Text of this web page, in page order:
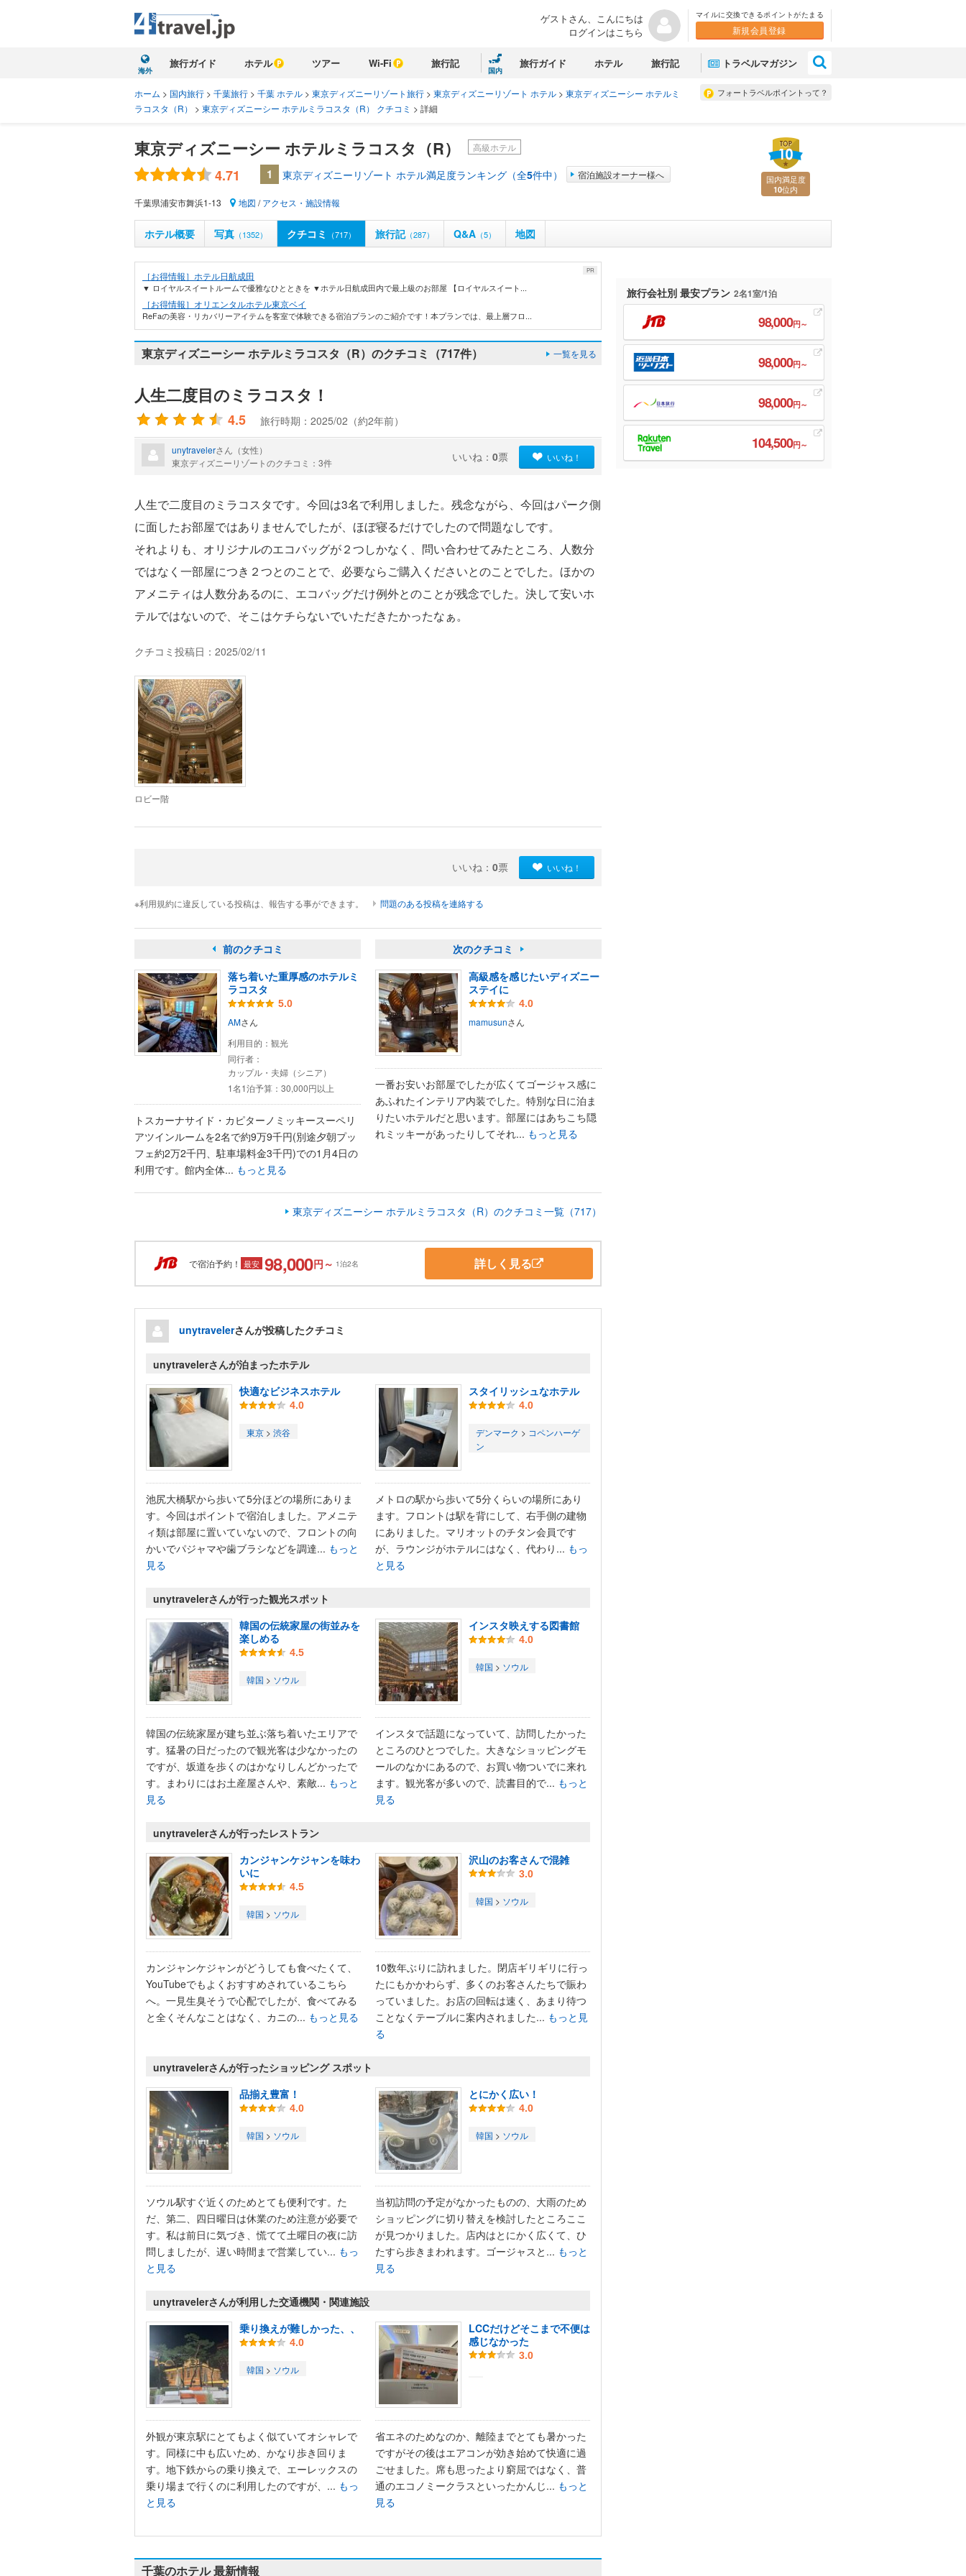
ゲストさん、こんにちは
ログインはこちら
マイルに交換できるポイントがたまる
新規会員登録
海外
旅行ガイド ホテル ツアー Wi-Fi 旅行記
国内
旅行ガイド ホテル 旅行記 トラベルマガジン
フォートラベルポイントって？
ホーム > 国内旅行 > 千葉旅行 > 千葉 ホテル > 東京ディズニーリゾート旅行 > 東京ディズニーリゾート ホテル > 東京ディズニーシー ホテルミ
ラコスタ（R）
> 東京ディズニーシー ホテルミラコスタ（R） クチコミ > 詳細
東京ディズニーシー ホテルミラコスタ（R） 高級ホテル
4.71 1 東京ディズニーリゾート ホテル満足度ランキング（全5件中） 宿泊施設オーナー様へ
千葉県浦安市舞浜1-13 地図 /アクセス・施設情報
国内満足度
10位内
ホテル概要 写真 （1352） クチコミ （717） 旅行記（287） Q&A （5） 地図
PR
［お得情報］ホテル日航成田
▼ ロイヤルスイートルームで優雅なひとときを ▼ホテル日航成田内で最上級のお部屋 【ロイヤルスイート...
［お得情報］オリエンタルホテル東京ベイ
ReFaの美容・リカバリーアイテムを客室で体験できる宿泊プランのご紹介です！本プランでは、最上層フロ...
東京ディズニーシー ホテルミラコスタ（R）のクチコミ（717件） 一覧を見る
人生二度目のミラコスタ！
4.5 旅行時期：2025/02（約2年前）
unytravelerさん（女性）
東京ディズニーリゾートのクチコミ：3件
いいね： 0票 いいね！
人生で二度目のミラコスタです。今回は3名で利用しました。残念ながら、今回はパーク側
に面したお部屋ではありませんでしたが、ほぼ寝るだけでしたので問題なしです。
それよりも、オリジナルのエコバッグが２つしかなく、問い合わせてみたところ、人数分
ではなく一部屋につき２つとのことで、必要ならご購入くださいとのことでした。ほかの
アメニティは人数分あるのに、エコバッグだけ例外とのことが残念でした。決して安いホ
テルではないので、そこはケチらないでいただきたかったなぁ。
クチコミ投稿日：2025/02/11
ロビー階
いいね： 0票 いいね！
※利用規約に違反している投稿は、報告する事ができます。 問題のある投稿を連絡する
前のクチコミ
落ち着いた重厚感のホテルミ
ラコスタ
5.0
AMさん
利用目的： 観光
同行者：
カップル・夫婦（シニア）
1名1泊予算： 30,000円以上
トスカーナサイド・カピターノミッキースーペリ
アツインルームを2名で約9万9千円(別途夕朝プッ
フェ約2万2千円、駐車場料金3千円)での1月4日の
利用です。館内全体... もっと見る
次のクチコミ
高級感を感じたいディズニー
ステイに
4.0
mamusunさん
一番お安いお部屋でしたが広くてゴージャス感に
あふれたインテリア内装でした。特別な日に泊ま
りたいホテルだと思います。部屋にはあちこち隠
れミッキーがあったりしてそれ... もっと見る
東京ディズニーシー ホテルミラコスタ（R）のクチコミ一覧（717）
で宿泊予約！ 最安 98,000円～ 1泊2名 詳しく見る
unytravelerさんが投稿したクチコミ
unytravelerさんが泊まったホテル
快適なビジネスホテル
4.0
東京 > 渋谷
池尻大橋駅から歩いて5分ほどの場所にありま
す。今回はポイントで宿泊しました。アメニテ
ィ類は部屋に置いていないので、フロントの向
かいでパジャマや歯ブラシなどを調達... もっと
見る
スタイリッシュなホテル
4.0
デンマーク > コペンハーゲ
ン
メトロの駅から歩いて5分くらいの場所にあり
ます。フロントは駅を背にして、右手側の建物
にありました。マリオットのチタン会員です
が、ラウンジがホテルにはなく、代わり... もっ
と見る
unytravelerさんが行った観光スポット
韓国の伝統家屋の街並みを
楽しめる
4.5
韓国 > ソウル
韓国の伝統家屋が建ち並ぶ落ち着いたエリアで
す。猛暑の日だったので観光客は少なかったの
ですが、坂道を歩くのはかなりしんどかったで
す。まわりにはお土産屋さんや、素敵... もっと
見る
インスタ映えする図書館
4.0
韓国 > ソウル
インスタで話題になっていて、訪問したかった
ところのひとつでした。大きなショッピングモ
ールのなかにあるので、お買い物ついでに来れ
ます。観光客が多いので、読書目的で... もっと
見る
unytravelerさんが行ったレストラン
カンジャンケジャンを味わ
いに
4.5
韓国 > ソウル
カンジャンケジャンがどうしても食べたくて、
YouTubeでもよくおすすめされているこちら
へ。一見生臭そうで心配でしたが、食べてみる
と全くそんなことはなく、カニの... もっと見る
沢山のお客さんで混雑
3.0
韓国 > ソウル
10数年ぶりに訪れました。閉店ギリギリに行っ
たにもかかわらず、多くのお客さんたちで賑わ
っていました。お店の回転は速く、あまり待つ
ことなくテーブルに案内されました... もっと見
る
unytravelerさんが行ったショッピング スポット
品揃え豊富！
4.0
韓国 > ソウル
ソウル駅すぐ近くのためとても便利です。た
だ、第二、四日曜日は休業のため注意が必要で
す。私は前日に気づき、慌てて土曜日の夜に訪
問しましたが、遅い時間まで営業してい... もっ
と見る
とにかく広い！
4.0
韓国 > ソウル
当初訪問の予定がなかったものの、大雨のため
ショッピングに切り替えを検討したところここ
が見つかりました。店内はとにかく広くて、ひ
たすら歩きまわれます。ゴージャスと... もっと
見る
unytravelerさんが利用した交通機関・関連施設
乗り換えが難しかった、、
4.0
韓国 > ソウル
外観が東京駅にとてもよく似ていてオシャレで
す。同様に中も広いため、かなり歩き回りま
す。地下鉄からの乗り換えで、エーレックスの
乗り場まで行くのに利用したのですが、... もっ
と見る
LCCだけどそこまで不便は
感じなかった
3.0
省エネのためなのか、離陸までとても暑かった
ですがその後はエアコンが効き始めて快適に過
ごせました。席も思ったより窮屈ではなく、普
通のエコノミークラスといったかんじ... もっと
見る
千葉のホテル 最新情報
旅行会社別 最安プラン 2名1室/1泊
98,000円～
98,000円～
98,000円～
104,500円～